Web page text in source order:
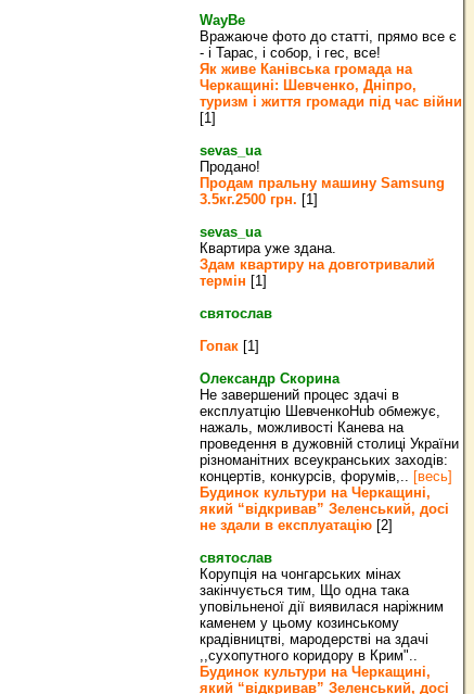
WayBe
Вражаюче фото до статті, прямо все є
- і Тарас, і собор, і гес, все!
Як живе Канівська громада на
Черкащині: Шевченко, Дніпро,
туризм і життя громади під час війни
[1]
sevas_ua
Продано!
Продам пральну машину Samsung
3.5кг.2500 грн. [1]
sevas_ua
Квартира уже здана.
Здам квартиру на довготривалий
термін [1]
святослав
Гопак [1]
Олександр Скорина
Не завершений процес здачі в
експлуатцію ШевченкоHub обмежує,
нажаль, можливості Канева на
проведення в дужовній столиці України
різноманітних всеукранських заходів:
концертів, конкурсів, форумів,.. [весь]
Будинок культури на Черкащині,
який “відкривав” Зеленський, досі
не здали в експлуатацію [2]
святослав
Корупція на чонгарських мінах
закінчується тим, Що одна така
уповільненої дії виявилася наріжним
каменем у цьому козинському
крадівництві, мародерстві на здачі
,,сухопутного коридору в Крим"..
Будинок культури на Черкащині,
який “відкривав” Зеленський, досі